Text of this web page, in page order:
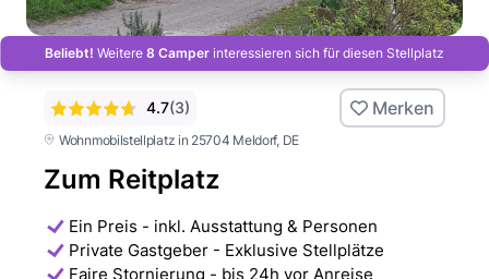
Beliebt! Weitere 8 Camper interessieren sich für diesen Stellplatz
Wohnmobilstellplatz in 25704 Meldorf, DE
Zum Reitplatz
4.7(3) Merken
Ein Preis - inkl. Ausstattung & Personen
Private Gastgeber - Exklusive Stellplätze
Faire Stornierung - bis 24h vor Anreise